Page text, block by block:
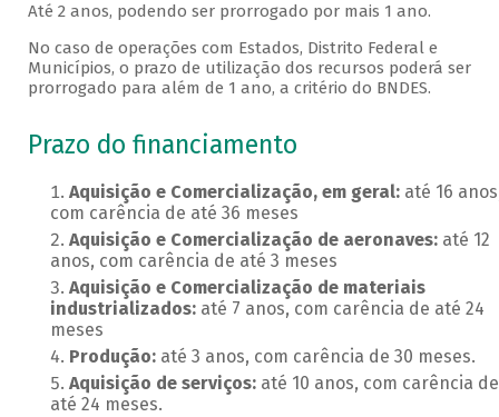
Até 2 anos, podendo ser prorrogado por mais 1 ano.
No caso de operações com Estados, Distrito Federal e
Municípios, o prazo de utilização dos recursos poderá ser
prorrogado para além de 1 ano, a critério do BNDES.
Prazo do financiamento
Aquisição e Comercialização, em geral:até 16
com carência de até 36 meses
Aquisição e Comercialização de aeronaves:até 12
anos, com carência de até 3 meses
Aquisição e Comercialização de materiais
industrializados: até 7 anos, com carência de até 24
meses
Produção:até 3 anos, com carência de 30 meses.
Aquisição de serviços: até 10 anos, com carência de
até 24 meses.